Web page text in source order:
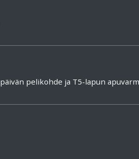
pelikohde ja T5-lapun